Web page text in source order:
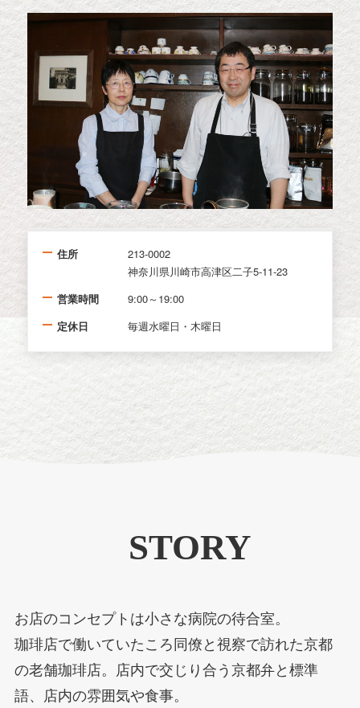
住所
213-0002
神奈川県川崎市高津区二子5-11-23
営業時間
9:00～19:00
定休日
毎週水曜日・木曜日
STORY
お店のコンセプトは小さな病院の待合室。
珈琲店で働いていたころ同僚と視察で訪れた京都
の老舗珈琲店。店内で交じり合う京都弁と標準
語、店内の雰囲気や食事。